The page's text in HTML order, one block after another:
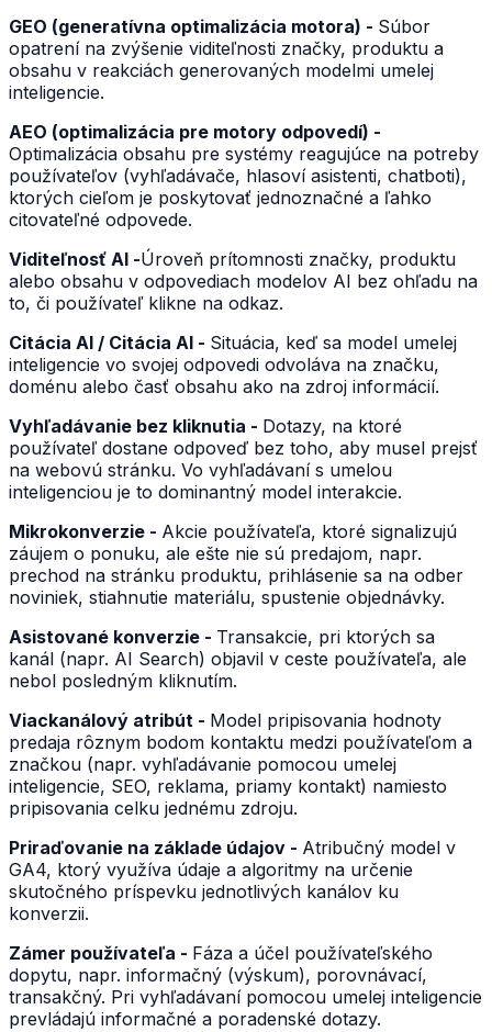
GEO (generatívna optimalizácia motora) - Súbor
opatrení na zvýšenie viditeľnosti značky, produktu a
obsahu v reakciách generovaných modelmi umelej
inteligencie.
AEO (optimalizácia pre motory odpovedí) -
Optimalizácia obsahu pre systémy reagujúce na potreby
používateľov (vyhľadávače, hlasoví asistenti, chatboti),
ktorých cieľom je poskytovať jednoznačné a ľahko
citovateľné odpovede.
Viditeľnosť AI -Úroveň prítomnosti značky, produktu
alebo obsahu v odpovediach modelov AI bez ohľadu na
to, či používateľ klikne na odkaz.
Citácia AI / Citácia AI - Situácia, keď sa model umelej
inteligencie vo svojej odpovedi odvoláva na značku,
doménu alebo časť obsahu ako na zdroj informácií.
Vyhľadávanie bez kliknutia - Dotazy, na ktoré
používateľ dostane odpoveď bez toho, aby musel prejsť
na webovú stránku. Vo vyhľadávaní s umelou
inteligenciou je to dominantný model interakcie.
Mikrokonverzie - Akcie používateľa, ktoré signalizujú
záujem o ponuku, ale ešte nie sú predajom, napr.
prechod na stránku produktu, prihlásenie sa na odber
noviniek, stiahnutie materiálu, spustenie objednávky.
Asistované konverzie - Transakcie, pri ktorých sa
kanál (napr. AI Search) objavil v ceste používateľa, ale
nebol posledným kliknutím.
Viackanálový atribút - Model pripisovania hodnoty
predaja rôznym bodom kontaktu medzi používateľom a
značkou (napr. vyhľadávanie pomocou umelej
inteligencie, SEO, reklama, priamy kontakt) namiesto
pripisovania celku jednému zdroju.
Priraďovanie na základe údajov - Atribučný model v
GA4, ktorý využíva údaje a algoritmy na určenie
skutočného príspevku jednotlivých kanálov ku
konverzii.
Zámer používateľa - Fáza a účel používateľského
dopytu, napr. informačný (výskum), porovnávací,
transakčný. Pri vyhľadávaní pomocou umelej inteligencie
prevládajú informačné a poradenské dotazy.